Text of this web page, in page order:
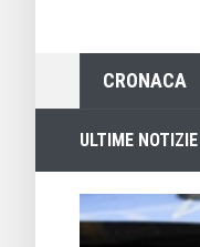
CRONACA
ULTIME NOTIZIE
Viaggi di